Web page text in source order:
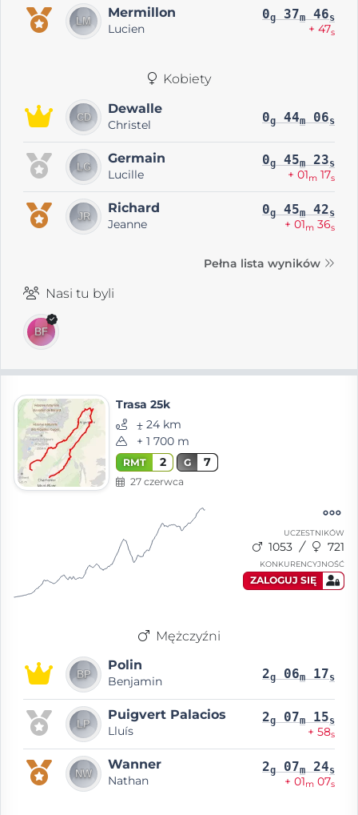
Mermillon
Lucien
0g 37m 46s
+ 47s
Kobiety
Dewalle
Christel 0g 44m 06s
Germain
Lucille
0g 45m 23s
+ 01m 17s
Richard
Jeanne
0g 45m 42s
+ 01m 36s
Pełna lista wyników
Nasi tu byli
Trasa 25k
⨦ 24 km
+ 1 700 m
RMT 2 G 7
27 czerwca
UCZESTNIKÓW
1053 721
KONKURENCYJNOŚĆ
ZALOGUJ SIĘ
Mężczyźni
Polin
Benjamin 2g 06m 17s
Puigvert Palacios
Lluís
2g 07m 15s
+ 58s
Wanner
Nathan
2g 07m 24s
+ 01m 07s